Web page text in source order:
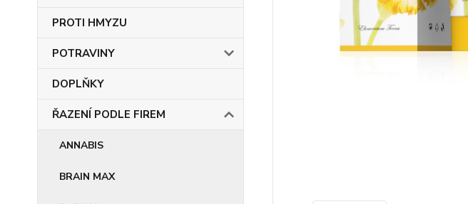
PROTI HMYZU
POTRAVINY
DOPLŇKY
ŘAZENÍ PODLE FIREM
ANNABIS
BRAIN MAX